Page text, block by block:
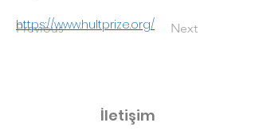
Previous Next
https://www.hultprize.org/
İletişim